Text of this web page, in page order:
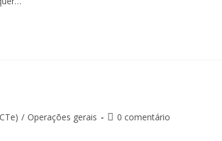
/ Operações gerais 0 comentário